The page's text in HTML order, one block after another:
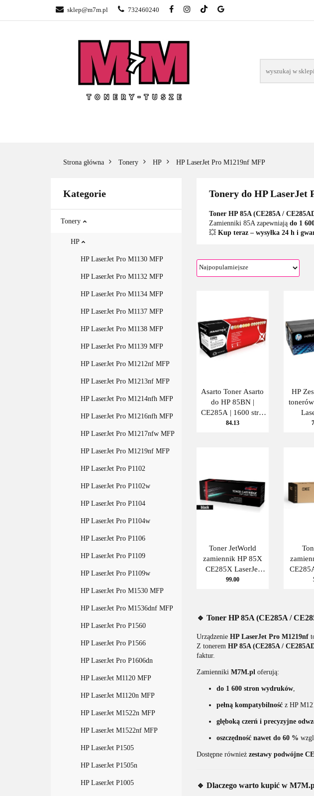
sklep@m7m.pl 732460240SKLEP TONERY POZNAŃ – GŁOGOWSKA
BLOG
Strona główna Tonery HP HP LaserJet Pro M1219nf MFP
Kategorie
Tonery
HP
HP LaserJet Pro M1130 MFP
HP LaserJet Pro M1132 MFP
HP LaserJet Pro M1134 MFP
HP LaserJet Pro M1137 MFP
HP LaserJet Pro M1138 MFP
HP LaserJet Pro M1139 MFP
HP LaserJet Pro M1212nf MFP
HP LaserJet Pro M1213nf MFP
HP LaserJet Pro M1214nfh MFP
HP LaserJet Pro M1216nfh MFP
HP LaserJet Pro M1217nfw MFP
HP LaserJet Pro M1219nf MFP
HP LaserJet Pro P1102
HP LaserJet Pro P1102w
HP LaserJet Pro P1104
HP LaserJet Pro P1104w
HP LaserJet Pro P1106
HP LaserJet Pro P1109
HP LaserJet Pro P1109w
HP LaserJet Pro M1530 MFP
HP LaserJet Pro M1536dnf MFP
HP LaserJet Pro P1560
HP LaserJet Pro P1566
HP LaserJet Pro P1606dn
HP LaserJet M1120 MFP
HP LaserJet M1120n MFP
HP LaserJet M1522n MFP
HP LaserJet M1522nf MFP
HP LaserJet P1505
HP LaserJet P1505n
HP LaserJet P1005
Tonery do HP LaserJet
Toner HP 85A (CE285A /
Zamienniki 85A zapewniają do 1
💥 Kup teraz – wysyłka 24 h i
Asarto Toner Asarto
do HP 85BN |
CE285A | 1600 str. |
black
84.13
HP
Toner JetWorld
zamiennik HP 85X
CE285X LaserJet
M1132, M1216,
99.00
Hp
🔹 Toner HP 85A (CE285A /
Urządzenie HP LaserJet Pro M1219nf
Z tonerem HP 85A (CE285A /
faktur.
Zamienniki M7M.pl oferują:
do 1 600 stron wydruków,
pełną kompatybilnośćz HP
głęboką czerń i precyzyjne
oszczędność nawet do 60 %
Dostępne również zestawy podwójne
🔹 Dlaczego warto kupić w